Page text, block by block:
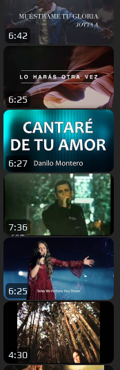
6:42
6:25
6:27
7:36
6:25
4:30